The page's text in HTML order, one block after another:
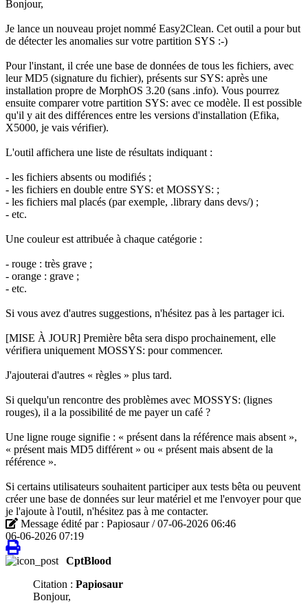
Bonjour,
Je lance un nouveau projet nommé Easy2Clean. Cet outil a pour but
de détecter les anomalies sur votre partition SYS :-)
Pour l'instant, il crée une base de données de tous les fichiers, avec
leur MD5 (signature du fichier), présents sur SYS: après une
installation propre de MorphOS 3.20 (sans .info). Vous pourrez
ensuite comparer votre partition SYS: avec ce modèle. Il est possible
qu'il y ait des différences entre les versions d'installation (Efika,
X5000, je vais vérifier).
L'outil affichera une liste de résultats indiquant :
- les fichiers absents ou modifiés ;
- les fichiers en double entre SYS: et MOSSYS: ;
- les fichiers mal placés (par exemple, .library dans devs/) ;
- etc.
Une couleur est attribuée à chaque catégorie :
- rouge : très grave ;
- orange : grave ;
- etc.
Si vous avez d'autres suggestions, n'hésitez pas à les partager ici.
[MISE À JOUR] Première bêta sera dispo prochainement, elle
vérifiera uniquement MOSSYS: pour commencer.
J'ajouterai d'autres « règles » plus tard.
Si quelqu'un rencontre des problèmes avec MOSSYS: (lignes
rouges), il a la possibilité de me payer un café ?
Une ligne rouge signifie : « présent dans la référence mais absent »,
« présent mais MD5 différent » ou « présent mais absent de la
référence ».
Si certains utilisateurs souhaitent participer aux tests bêta ou peuvent
créer une base de données sur leur matériel et me l'envoyer pour que
je l'ajoute à l'outil, n'hésitez pas à me contacter.
Message édité par : Papiosaur / 07-06-2026 06:46
06-06-2026 07:19
CptBlood
Citation : Papiosaur
Bonjour,